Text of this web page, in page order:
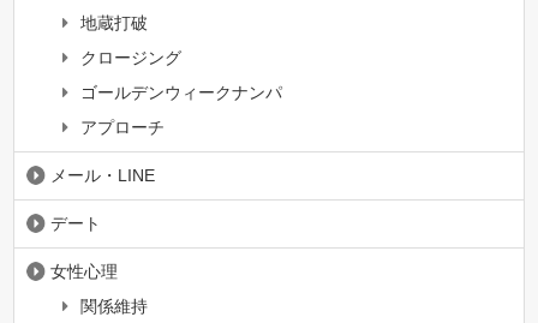
地蔵打破
クロージング
ゴールデンウィークナンパ
アプローチ
メール・LINE
デート
女性心理
関係維持